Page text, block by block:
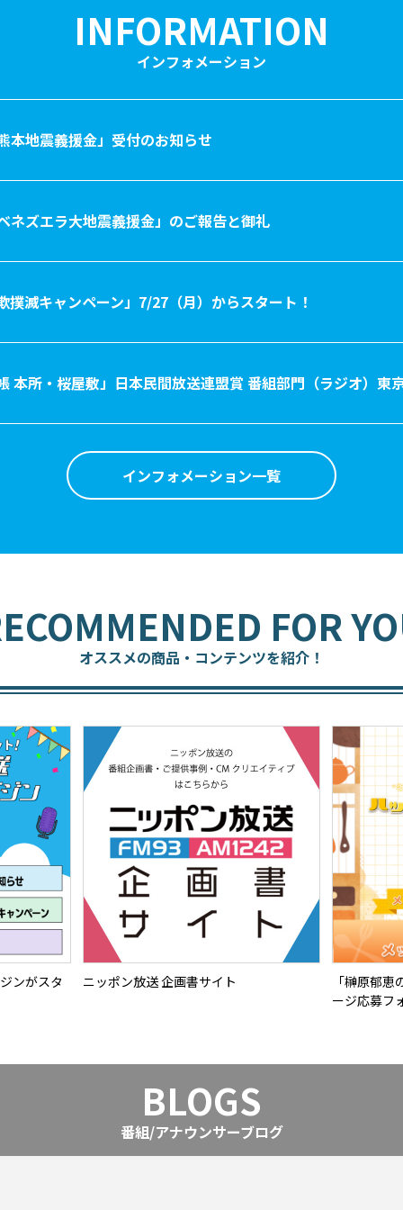
INFORMATION
インフォメーション
本地震義援金」受付のお知らせ
ネズエラ大地震義援金」のご報告と御礼
撲滅キャンペーン」7/27（月）からスタート！
本所・桜屋敷」日本民間放送連盟賞 番組部門（ラジオ）東
インフォメーション一覧
FOR
オススメの商品・コンテンツを紹介！
ンがスタ ニッポン放送 企画書サイト
「榊原郁
ージ応募フ
BLOGS
番組/アナウンサーブログ